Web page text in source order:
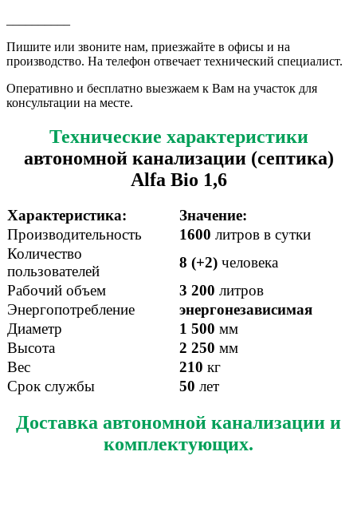
Пишите или звоните нам, приезжайте в офисы и на
производство. На телефон отвечает технический специалист.
Оперативно и бесплатно выезжаем к Вам на участок для
консультации на месте.
Технические характеристики
автономной канализации (септика)
Alfa Bio 1,6
Характеристика:
Значение:
Производительность
1600 литров в сутки
Количество
пользователей
8 (+2) человека
Рабочий объем
3 200 литров
Энергопотребление
энергонезависимая
Диаметр
1 500 мм
Высота
2 250 мм
Вес
210 кг
Срок службы
50 лет
Доставка автономной канализации и
комплектующих.